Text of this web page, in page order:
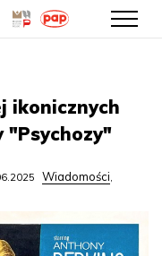
ikonicznych
"Psychozy"
Wiadomości,